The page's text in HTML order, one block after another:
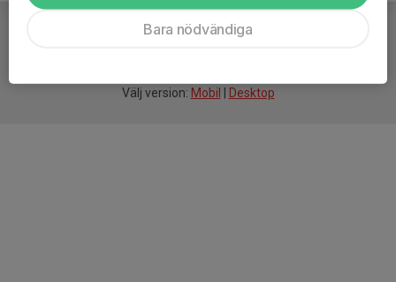
Välj version: Mobil Desktop
Bara nödvändiga